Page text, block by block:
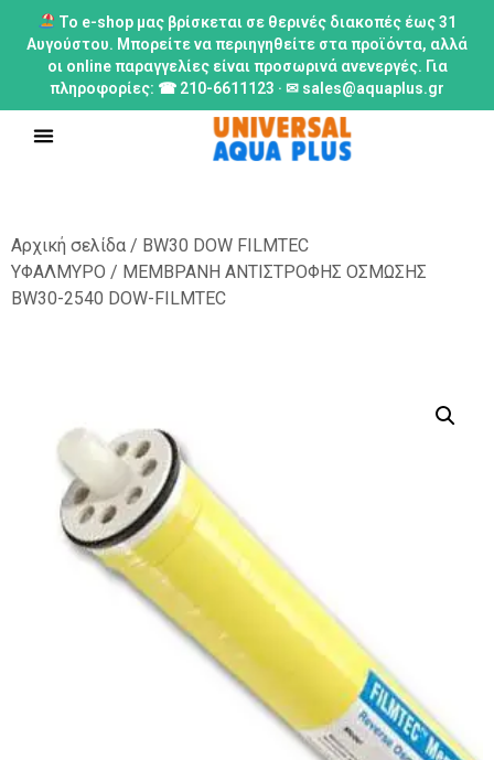
Το e-shop μας βρίσκεται σε θερινές διακοπές έως 31
Αυγούστου. Μπορείτε να περιηγηθείτε στα προϊόντα, αλλά
οι online παραγγελίες είναι προσωρινά ανενεργές. Για
πληροφορίες: ☎ 210-6611123 · ✉ sales@aquaplus.gr
Αρχική σελίδα / BW30 DOW FILMTEC
ΥΦΑΛΜΥΡΟ / ΜΕΜΒΡΑΝΗ ΑΝΤΙΣΤΡΟΦΗΣ ΟΣΜΩΣΗΣ
BW30-2540 DOW-FILMTEC